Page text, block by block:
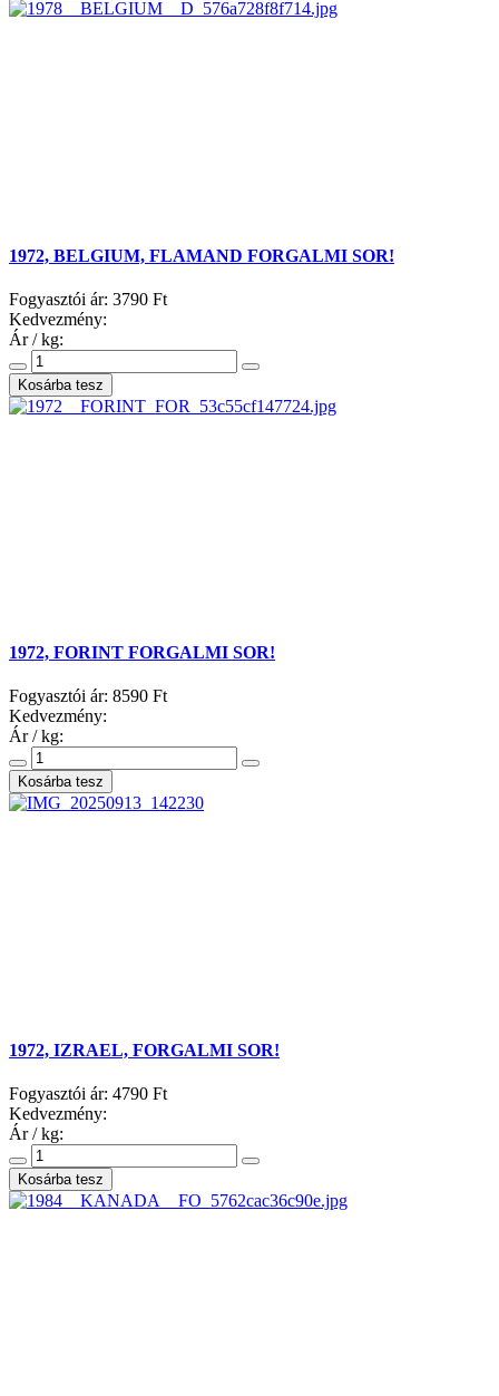
1972, BELGIUM, FLAMAND FORGALMI SOR!
Fogyasztói ár: 3790 Ft
Kedvezmény:
Ár / kg:
1972, FORINT FORGALMI SOR!
Fogyasztói ár: 8590 Ft
Kedvezmény:
Ár / kg:
1972, IZRAEL, FORGALMI SOR!
Fogyasztói ár: 4790 Ft
Kedvezmény:
Ár / kg: